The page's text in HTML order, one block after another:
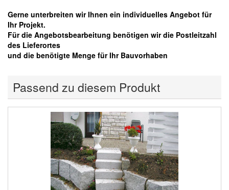
Gerne unterbreiten wir Ihnen ein individuelles Angebot für
Ihr Projekt.
Für die Angebotsbearbeitung benötigen wir die Postleitzahl
des Lieferortes
und die benötigte Menge für Ihr Bauvorhaben
Passend zu diesem Produkt